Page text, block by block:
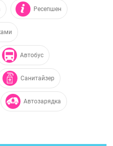
Ресепшен
Автобус
Санитайзер
Автозарядка